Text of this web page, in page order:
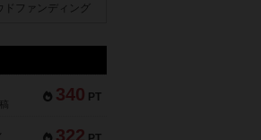
ファンディング
340 PT
322